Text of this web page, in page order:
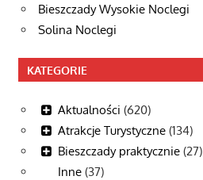
Bieszczady Wysokie Noclegi
Solina Noclegi
KATEGORIE
Aktualności (620)
Atrakcje Turystyczne (134)
Bieszczady praktycznie (27)
Inne (37)